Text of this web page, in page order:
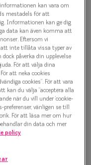
Olika
Taberg
vår Storleksguide
kan vara om
mestadels för att
Informationen kan ge dig
data kan även komma att
Eftersom vi
inte tillåta vissa typer av
påverka din upplevelse
För att välja dina
att neka cookies
cookies”. För att vara
kan du välja ”acceptera alla
när du vill under ’cookie-
preferenser, vänligen se till
För att läsa mer om hur
din data och mer
policy